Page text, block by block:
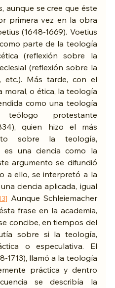
aunque se cree que éste
primera vez en la obra
(1648-1669). Voetius
parte de la teología
(reflexión sobre la
(reflexión sobre la
etc.). Más tarde, con el
o ética, la teología
como una teología
protestante
quien hizo el más
sobre la teología,
es una ciencia como la
argumento se difundió
a ello, se interpretó a la
ciencia aplicada, igual
Aunque Schleiemacher
frase en la academia,
concibe, en tiempos del
sobre si la teología,
o especulativa. El
1713), llamó a la teología
práctica y dentro
se describía la